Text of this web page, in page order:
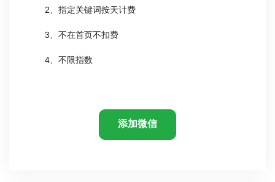
2、指定关键词按天计费
3、不在首页不扣费
4、不限指数
添加微信